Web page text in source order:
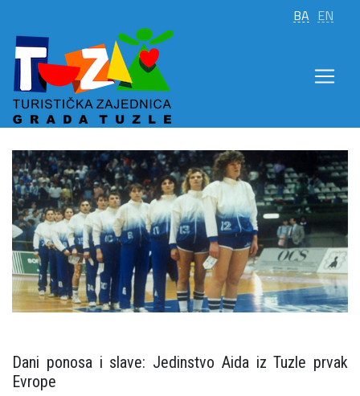
BA EN
Dani ponosa i slave: Jedinstvo Aida iz Tuzle prvak
Evrope